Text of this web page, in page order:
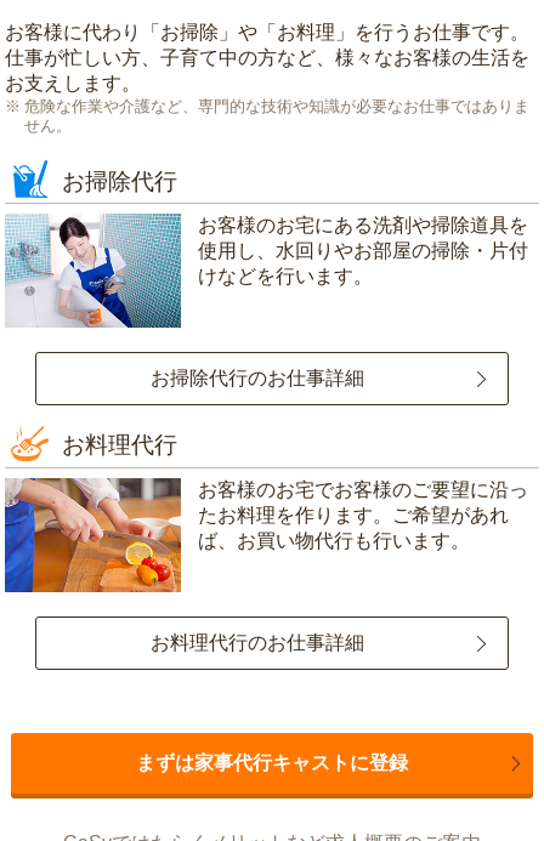
お客様に代わり「 お掃除 」や「 お料理 」を行うお仕事です。
仕事が忙しい方、子育て中の方など、様々なお客様の生活を
お支えします。
危険な作業や介護など、専門的な技術や知識が必要なお仕事ではありま
せん。
お掃除代行
お客様のお宅にある洗剤や掃除道具を
使用し、水回りやお部屋の掃除・片付
けなどを行います。
お掃除代行のお仕事詳細
お料理代行
お客様のお宅でお客様のご要望に沿っ
たお料理を作ります。ご希望があれ
ば、お買い物代行も行います。
お料理代行のお仕事詳細
まずは家事代行キャストに登録